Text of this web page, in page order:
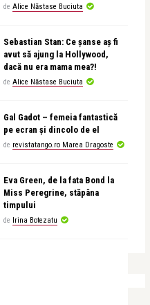
de Alice Năstase Buciuta
Sebastian Stan: Ce șanse aș fi
avut să ajung la Hollywood,
dacă nu era mama mea?!
de Alice Năstase Buciuta
Gal Gadot – femeia fantastică
pe ecran și dincolo de el
de revistatango.ro Marea Dragoste
Eva Green, de la fata Bond la
Miss Peregrine, stăpâna
timpului
de Irina Botezatu